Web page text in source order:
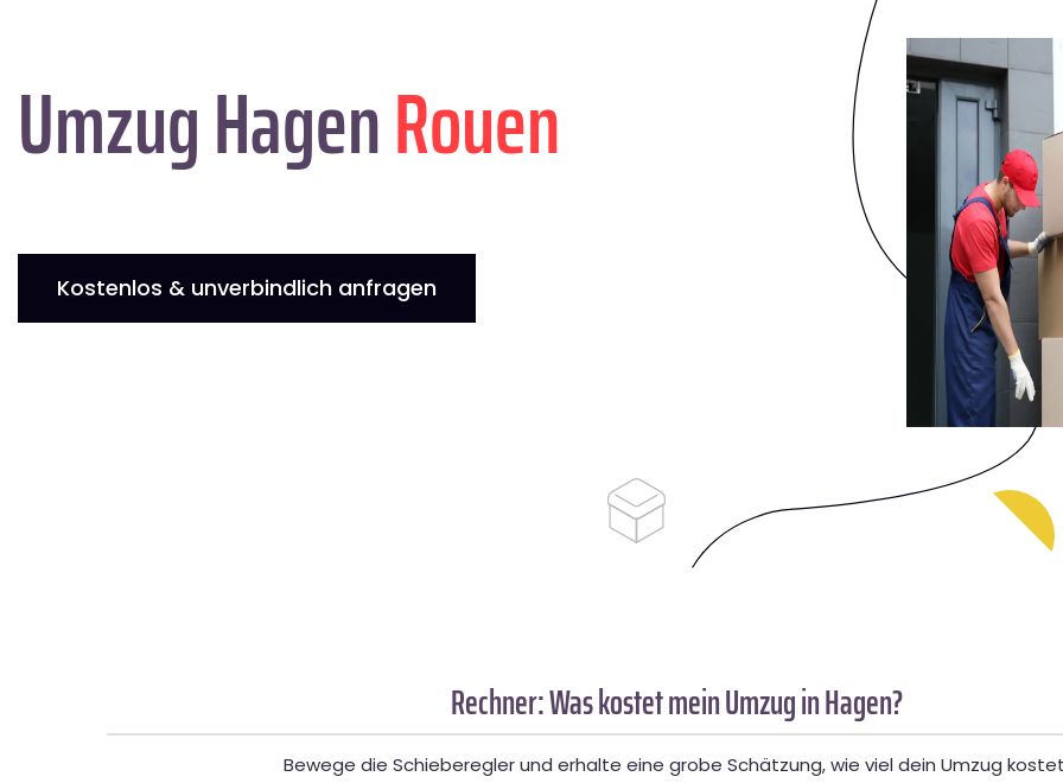
Umzug HagenRouen
Kostenlos & unverbindlich anfragen
Rechner: Was kostet mein Umzug in Hagen?
Bewege die Schieberegler und erhalte eine grobe Schätzung, wie viel dein Umzug